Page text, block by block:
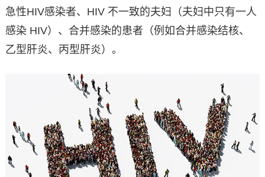
急性HIV感染者、HIV 不一致的夫妇（夫妇中只有一人
感染 HIV）、合并感染的患者（例如合并感染结核、
乙型肝炎、丙型肝炎）。